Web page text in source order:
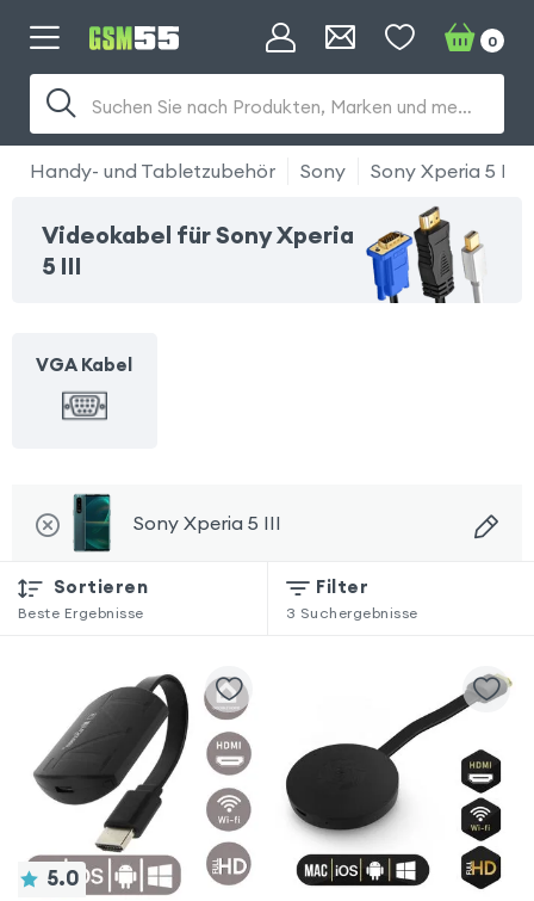
Suchen Sie nach Produkten, Marken und mehr...
0
Handy- und Tabletzubehör Sony Sony Xperia 5 III
Videokabel für Sony Xperia
5 III
VGA Kabel
Sony Xperia 5 III
Sortieren
Beste Ergebnisse
Filter
3 Suchergebnisse
5.0